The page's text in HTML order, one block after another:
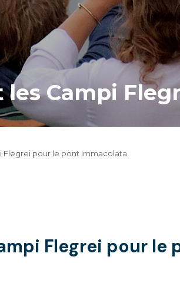
les Campi
Flegrei pour le pont Immacolata
Flegrei pour le